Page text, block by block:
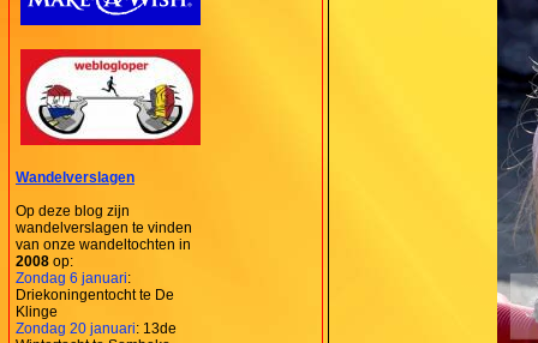
Wandelverslagen
Op deze blog zijn
wandelverslagen te vinden
van onze wandeltochten in
2008 op:
Zondag 6 januari:
Driekoningentocht te De
Klinge
Zondag 20 januari: 13de